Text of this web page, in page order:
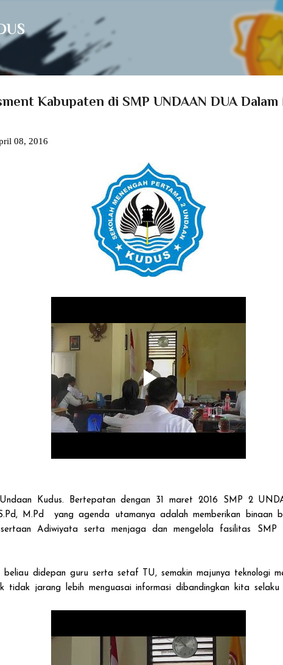
Langsung ke konten utama
Kabupaten di SMP UNDAAN DUA
08, 2016
Kudus. Bertepatan dengan 31 maret 2016 SMP 2
M.Pd yang agenda utamanya adalah memberikan binaan
sertaan Adiwiyata serta menjaga dan mengelola fasilitas
beliau didepan guru serta setaf TU, semakin majunya teknologi
tidak jarang lebih menguasai informasi dibandingkan kita selaku